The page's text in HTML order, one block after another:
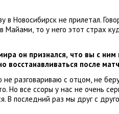
в Новосибирск не прилетал.
Майами, то у него этот страх
он признался, что вы с ним
восстанавливаться после
разговариваю с отцом, не
Но все ссоры у нас не очень
В последний раз мы друг с